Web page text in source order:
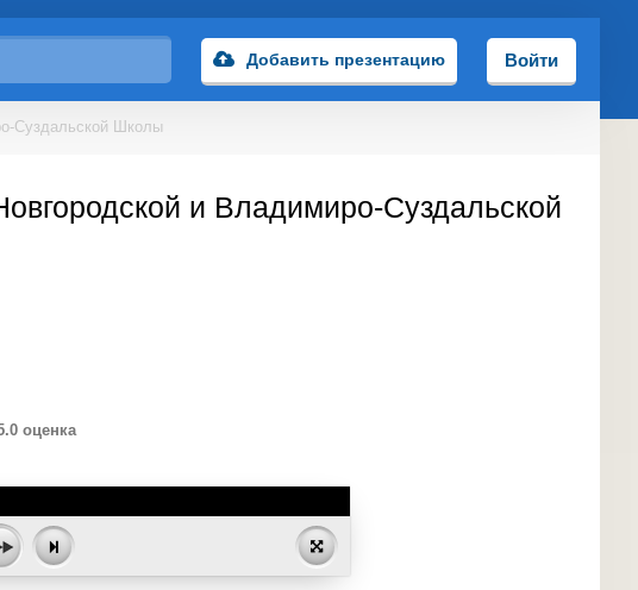
Добавить презентацию Войти
Суздальской Школы
и Владимиро-Суздальской
оценка